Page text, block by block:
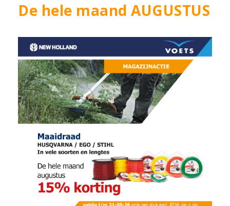
De hele maand AUGUSTUS